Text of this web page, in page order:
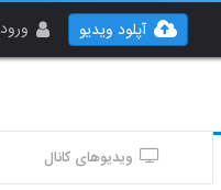
ورود آپلود ویدیو
ویدیوهای کانال